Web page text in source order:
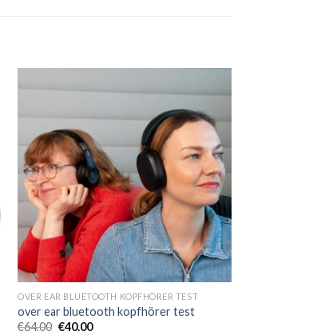
OVER EAR BLUETOOTH KOPFHÖRER TEST
over ear bluetooth kopfhörer test
€64.00 €40.00